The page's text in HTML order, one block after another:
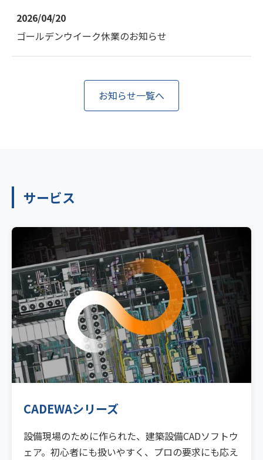
2026/04/20
ゴールデンウイーク休業のお知らせ
お知らせ一覧へ
サービス
CADEWAシリーズ
設備現場のために作られた、建築設備CADソフトウ
ェア。初心者にも扱いやすく、プロの要求にも応え